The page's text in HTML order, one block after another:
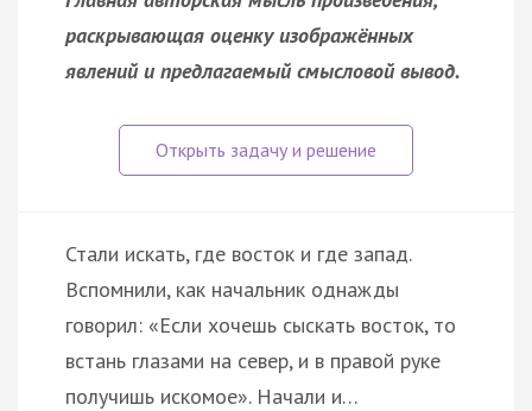
раскрывающая оценку изображённых
явлений и предлагаемый смысловой вывод.
Стали искать, где восток и где запад.
Вспомнили, как начальник однажды
говорил: «Если хочешь сыскать восток, то
встань глазами на север, и в правой руке
получишь искомое». Начали и…